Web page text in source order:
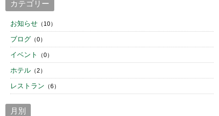
カテゴリー
お知らせ （10）
ブログ （0）
イベント （0）
ホテル （2）
レストラン （6）
月別